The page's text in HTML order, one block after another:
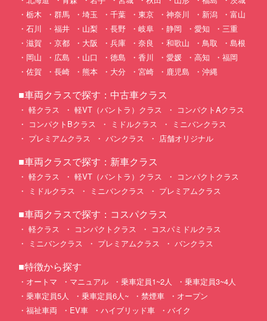
栃木
群馬 埼玉 千葉 東京 神奈川 新潟
富山
石川
福井 山梨 長野 岐阜 静岡 愛知
三重
滋賀
京都 大阪 兵庫 奈良 和歌山 鳥取
島根
岡山
広島 山口 徳島 香川 愛媛 高知
福岡
佐賀
長崎 熊本 大分 宮崎 鹿児島 沖縄
■車両クラスで探す：中古車クラス
軽クラス 軽VT（バントラ）クラス
コンパクトAクラス
コンパクトBクラス
ミドルクラス
ミニバンクラス
プレミアムクラス
バンクラス 店舗オリジナル
■車両クラスで探す：新車クラス
軽クラス 軽VT（バントラ）クラス
コンパクトクラス
ミドルクラス
ミニバンクラス プレミアムクラス
■車両クラスで探す：コスパクラス
軽クラス コンパクトクラス
コスパミドルクラス
ミニバンクラス
プレミアムクラス バンクラス
■特徴から探す
オートマ マニュアル 乗車定員1~2人
乗車定員3~4人
乗車定員5人
乗車定員6人~ 禁煙車
オープン
福祉車両
EV車 ハイブリッド車
バイク